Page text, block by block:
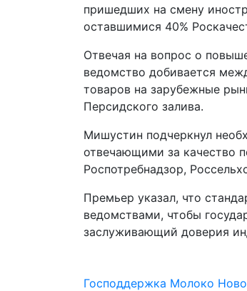
пришедших на смену
оставшимися 40%
Отвечая на вопрос о
ведомство добивается
товаров на зарубежные
Персидского залива.
Мишустин подчеркнул
отвечающими за качество
Роспотребнадзор,
Премьер указал, что
ведомствами, чтобы
заслуживающий доверия
Господдержка Молоко